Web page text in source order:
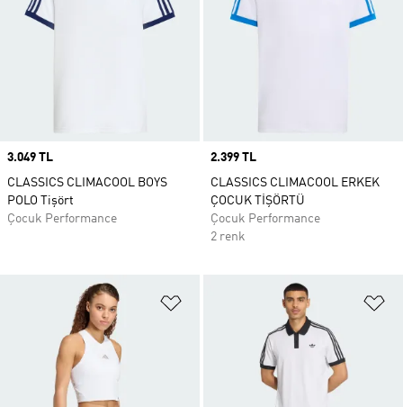
Price
3.049 TL
CLASSICS CLIMACOOL BOYS
POLO Tişört
Çocuk Performance
Price
2.399 TL
CLASSICS CLIMACOOL ERKEK
ÇOCUK TİŞÖRTÜ
Çocuk Performance
2 renk
Favori Listesine Ekle